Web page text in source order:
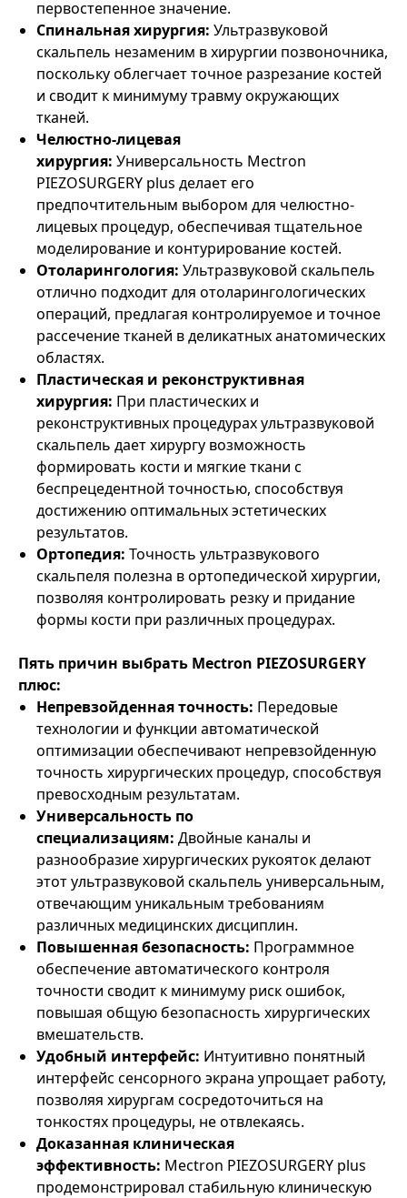
первостепенное значение.
Спинальная хирургия: Ультразвуковой
скальпель незаменим в хирургии позвоночника,
поскольку облегчает точное разрезание костей
и сводит к минимуму травму окружающих
тканей.
Челюстно-лицевая
хирургия: Универсальность Mectron
PIEZOSURGERY plus делает его
предпочтительным выбором для челюстно-
лицевых процедур, обеспечивая тщательное
моделирование и контурирование костей.
Отоларингология: Ультразвуковой скальпель
отлично подходит для отоларингологических
операций, предлагая контролируемое и точное
рассечение тканей в деликатных анатомических
областях.
Пластическая и реконструктивная
хирургия: При пластических и
реконструктивных процедурах ультразвуковой
скальпель дает хирургу возможность
формировать кости и мягкие ткани с
беспрецедентной точностью, способствуя
достижению оптимальных эстетических
результатов.
Ортопедия: Точность ультразвукового
скальпеля полезна в ортопедической хирургии,
позволяя контролировать резку и придание
формы кости при различных процедурах.
Пять причин выбрать Mectron PIEZOSURGERY
плюс:
Непревзойденная точность: Передовые
технологии и функции автоматической
оптимизации обеспечивают непревзойденную
точность хирургических процедур, способствуя
превосходным результатам.
Универсальность по
специализациям: Двойные каналы и
разнообразие хирургических рукояток делают
этот ультразвуковой скальпель универсальным,
отвечающим уникальным требованиям
различных медицинских дисциплин.
Повышенная безопасность: Программное
обеспечение автоматического контроля
точности сводит к минимуму риск ошибок,
повышая общую безопасность хирургических
вмешательств.
Удобный интерфейс: Интуитивно понятный
интерфейс сенсорного экрана упрощает работу,
позволяя хирургам сосредоточиться на
тонкостях процедуры, не отвлекаясь.
Доказанная клиническая
эффективность: Mectron PIEZOSURGERY plus
продемонстрировал стабильную клиническую